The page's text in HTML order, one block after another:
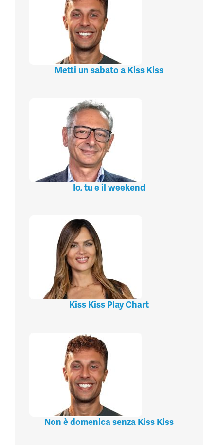
Metti un sabato a Kiss Kiss
Io, tu e il weekend
Kiss Kiss Play Chart
Non è domenica senza Kiss Kiss